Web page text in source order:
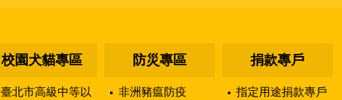
校園犬貓專區
臺北市高級中等以
防災專區
非洲豬瘟防疫
捐款專戶
指定用途捐款專戶